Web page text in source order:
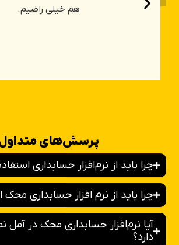
هم خیلی راضیم.
پرسش‌های
چرا باید از نرم‌افزار حسابداری
چرا باید از نرم افزار حسابداری محک
آیا نرم‌افزار حسابداری محک در آمل
دارد؟